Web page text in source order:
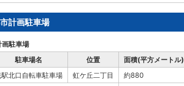
計画駐車場
画駐車場
駐車場名 位置
面積(平方メートル)
駅北口自転車駐車場 虹ケ丘二丁目
約880